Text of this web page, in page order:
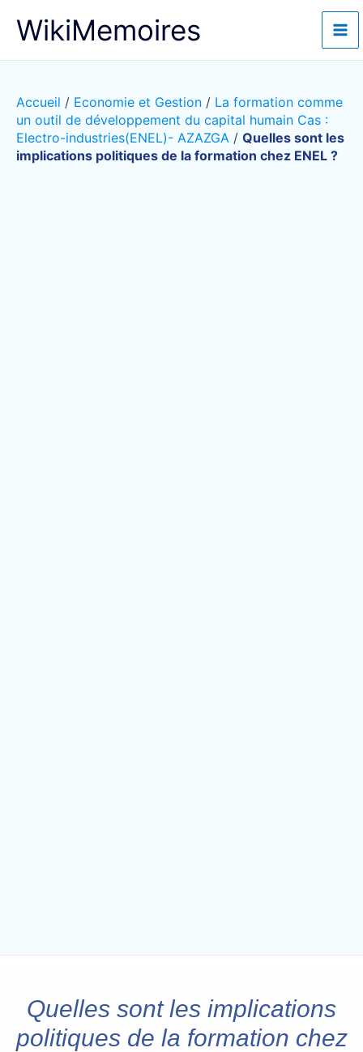
WikiMemoires
Accueil / Economie et Gestion / La formation comme
un outil de développement du capital humain Cas :
Electro-industries(ENEL)- AZAZGA / Quelles sont les
implications politiques de la formation chez ENEL ?
Quelles sont les implications
politiques de la formation chez